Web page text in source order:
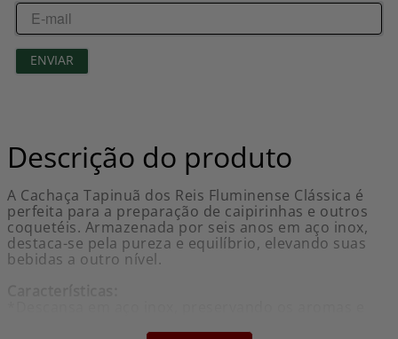
ENVIAR
Descrição do produto
A Cachaça Tapinuã dos Reis Fluminense Clássica é
perfeita para a preparação de caipirinhas e outros
coquetéis. Armazenada por seis anos em aço inox,
destaca-se pela pureza e equilíbrio, elevando suas
bebidas a outro nível.